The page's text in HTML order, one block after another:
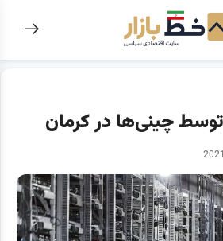
توسط چینی‌ها در کرمان